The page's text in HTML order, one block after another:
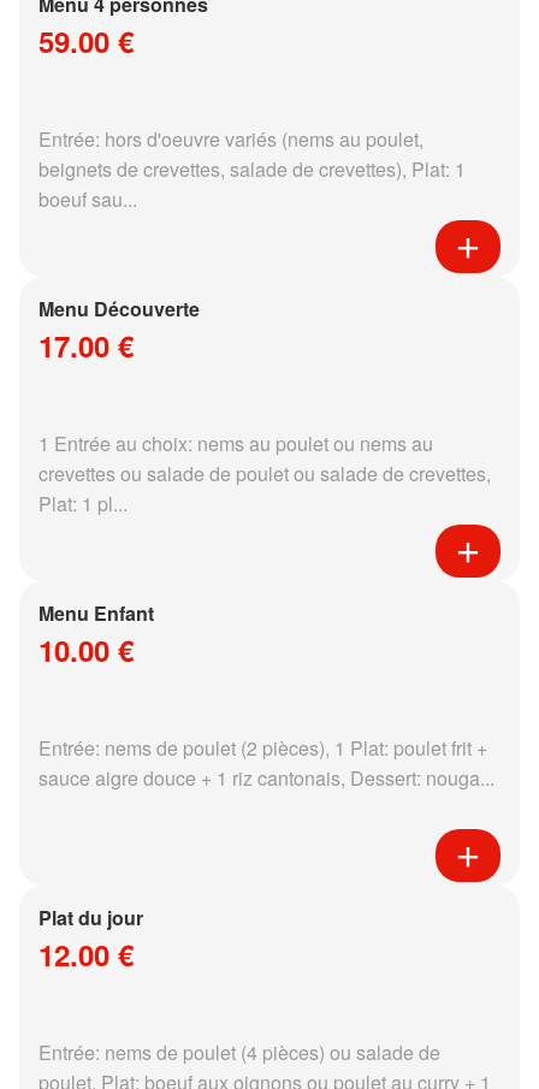
59.00 €
Entrée: hors d'oeuvre variés (nems au poulet,
beignets de crevettes, salade de crevettes), Plat: 1
boeuf sau...
Menu Découverte
17.00 €
1 Entrée au choix: nems au poulet ou nems au
crevettes ou salade de poulet ou salade de crevettes,
Plat: 1 pl...
Menu Enfant
10.00 €
Entrée: nems de poulet (2 pièces), 1 Plat: poulet frit +
sauce aigre douce + 1 riz cantonais, Dessert: nouga...
Plat du jour
12.00 €
Entrée: nems de poulet (4 pièces) ou salade de
poulet, Plat: boeuf aux oignons ou poulet au curry + 1